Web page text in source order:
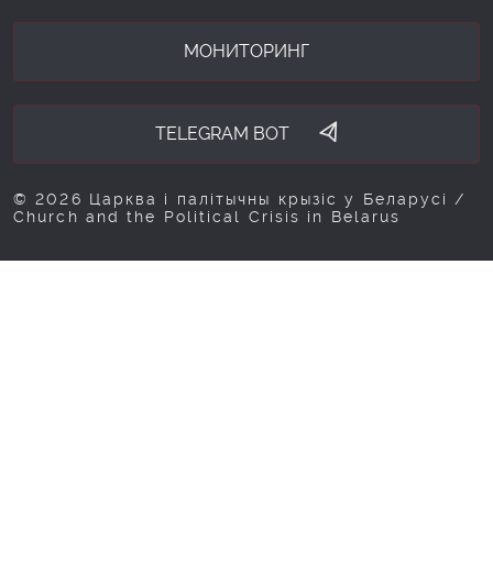
МОНИТОРИНГ
TELEGRAM BOT
© 2026 Царква і палітычны крызіс у Беларусі /
Church and the Political Crisis in Belarus